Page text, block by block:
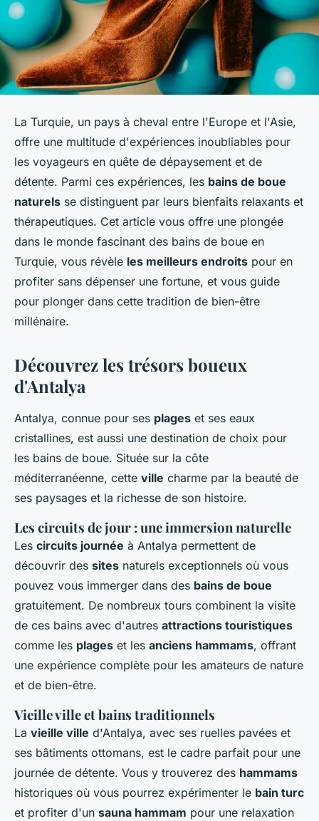
La Turquie, un pays à cheval entre l'Europe et l'Asie,
offre une multitude d'expériences inoubliables pour
les voyageurs en quête de dépaysement et de
détente. Parmi ces expériences, les bains de boue
naturels se distinguent par leurs bienfaits relaxants et
thérapeutiques. Cet article vous offre une plongée
dans le monde fascinant des bains de boue en
Turquie, vous révèle les meilleurs endroits pour en
profiter sans dépenser une fortune, et vous guide
pour plonger dans cette tradition de bien-être
millénaire.
Découvrez les trésors boueux
d'Antalya
Antalya, connue pour ses plages et ses eaux
cristallines, est aussi une destination de choix pour
les bains de boue. Située sur la côte
méditerranéenne, cette ville charme par la beauté de
ses paysages et la richesse de son histoire.
Les circuits de jour : une immersion naturelle
Les circuits journée à Antalya permettent de
découvrir des sites naturels exceptionnels où vous
pouvez vous immerger dans des bains de boue
gratuitement. De nombreux tours combinent la visite
de ces bains avec d'autres attractions touristiques
comme les plages et les anciens hammams, offrant
une expérience complète pour les amateurs de nature
et de bien-être.
Vieille ville et bains traditionnels
La vieille ville d'Antalya, avec ses ruelles pavées et
ses bâtiments ottomans, est le cadre parfait pour une
journée de détente. Vous y trouverez des hammams
historiques où vous pourrez expérimenter le bain turc
et profiter d'un sauna hammam pour une relaxation